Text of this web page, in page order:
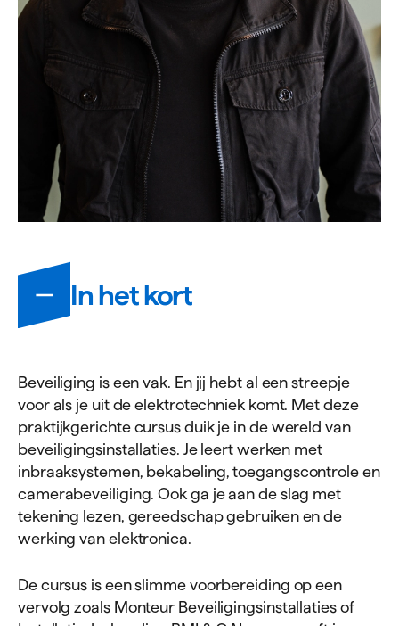
Informatie
In het kort
Beveiliging is een vak. En jij hebt al een streepje
voor als je uit de elektrotechniek komt. Met deze
praktijkgerichte cursus duik je in de wereld van
beveiligingsinstallaties. Je leert werken met
inbraaksystemen, bekabeling, toegangscontrole en
camerabeveiliging. Ook ga je aan de slag met
tekening lezen, gereedschap gebruiken en de
werking van elektronica.
De cursus is een slimme voorbereiding op een
vervolg zoals Monteur Beveiligingsinstallaties of